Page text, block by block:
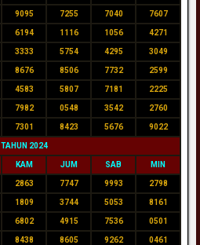
9095 7255 7040 7607
6194 1116 1056 4271
3333 5754 4295 3049
8676 8506 7732 2599
4583 5807 7181 2225
7982 0548 3542 2760
7301 8423 5676 9022
TAHUN 2024
KAM JUM SAB MIN
2863 7747 9993 2798
1809 3744 5053 8161
6802 4915 7536 0501
8438 8605 9262 0461